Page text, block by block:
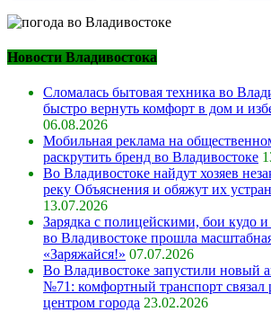
Новости Владивостока
Сломалась бытовая техника во
быстро вернуть комфорт в дом и
06.08.2026
Мобильная реклама на
раскрутить бренд во Владивостоке
Во Владивостоке найдут хозяев
реку Объяснения и обяжут их
13.07.2026
Зарядка с полицейскими, бои кудо и
во Владивостоке прошла
«Заряжайся!» 07.07.2026
Во Владивостоке запустили новый
№71: комфортный транспорт связал
центром города 23.02.2026